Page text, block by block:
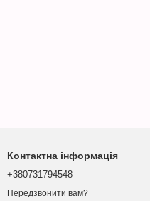
Контактна інформація
+380731794548
Передзвонити вам?